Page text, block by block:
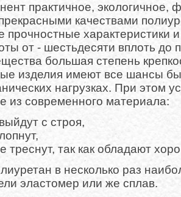
практичное, экологичное,
качествами
прочностные характеристики
от - шестьдесяти вплоть до
большая степень
изделия имеют все шансы
нагрузках. При этом
из современного материала:
с строя,
треснут, так как обладают
в несколько раз
эластомер или же сплав.